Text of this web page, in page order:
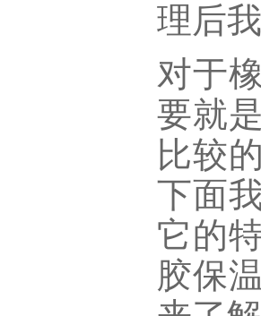
理后
对于
要就
比较
下面
它的
胶保